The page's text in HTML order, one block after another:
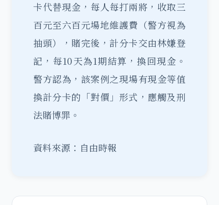
卡代替現金，每人每打兩將，收取三
百元至六百元場地維護費（警方視為
抽頭），賭完後，計分卡交由林嫌登
記，每10天為1期結算，換回現金。
警方認為，該案例之現場有現金等值
換計分卡的「對價」形式，應觸及刑
法賭博罪。
資料來源：自由時報